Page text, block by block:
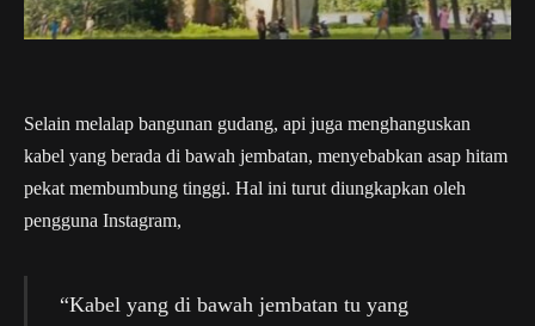
Selain melalap bangunan gudang, api juga menghanguskan
kabel yang berada di bawah jembatan, menyebabkan asap hitam
pekat membumbung tinggi. Hal ini turut diungkapkan oleh
pengguna Instagram,
“Kabel yang di bawah jembatan tu yang